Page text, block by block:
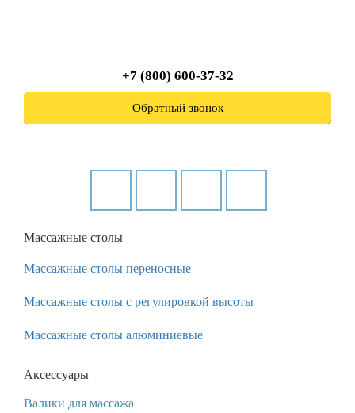
+7 (800) 600-37-32
Обратный звонок
Массажные столы
Массажные столы переносные
Массажные столы с регулировкой высоты
Массажные столы алюминиевые
Аксессуары
Валики для массажа